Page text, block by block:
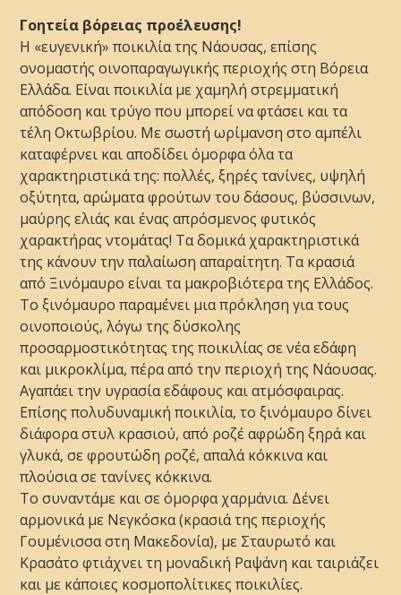
Γοητεία βόρειας προέλευσης!
Η «ευγενική» ποικιλία της Νάουσας, επίσης
ονομαστής οινοπαραγωγικής περιοχής στη Βόρεια
Ελλάδα. Είναι ποικιλία με χαμηλή στρεμματική
απόδοση και τρύγο που μπορεί να φτάσει και τα
τέλη Οκτωβρίου. Με σωστή ωρίμανση στο αμπέλι
καταφέρνει και αποδίδει όμορφα όλα τα
χαρακτηριστικά της: πολλές, ξηρές τανίνες, υψηλή
οξύτητα, αρώματα φρούτων του δάσους, βύσσινων,
μαύρης ελιάς και ένας απρόσμενος φυτικός
χαρακτήρας ντομάτας! Τα δομικά χαρακτηριστικά
της κάνουν την παλαίωση απαραίτητη. Τα κρασιά
από Ξινόμαυρο είναι τα μακροβιότερα της Ελλάδος.
Το ξινόμαυρο παραμένει μια πρόκληση για τους
οινοποιούς, λόγω της δύσκολης
προσαρμοστικότητας της ποικιλίας σε νέα εδάφη
και μικροκλίμα, πέρα από την περιοχή της Νάουσας.
Αγαπάει την υγρασία εδάφους και ατμόσφαιρας.
Επίσης πολυδυναμική ποικιλία, το ξινόμαυρο δίνει
διάφορα στυλ κρασιού, από ροζέ αφρώδη ξηρά και
γλυκά, σε φρουτώδη ροζέ, απαλά κόκκινα και
πλούσια σε τανίνες κόκκινα.
Το συναντάμε και σε όμορφα χαρμάνια. Δένει
αρμονικά με Νεγκόσκα (κρασιά της περιοχής
Γουμένισσα στη Μακεδονία), με Σταυρωτό και
Κρασάτο φτιάχνει τη μοναδική Ραψάνη και ταιριάζει
και με κάποιες κοσμοπολίτικες ποικιλίες.